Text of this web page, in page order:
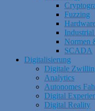
Fuzzing
Normen
SCADA
Digitalisierung
Digitale
Analytics
Autonomes
Digital
Digital Reality